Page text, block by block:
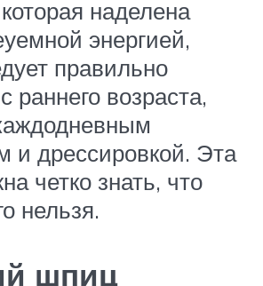
наделена
энергией,
правильно
раннего возраста,
и дрессировкой. Эта
четко знать, что
нельзя.
шпиц